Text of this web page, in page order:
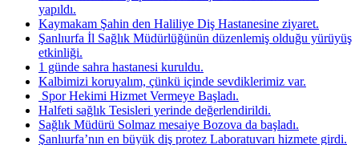
yapıldı.
Kaymakam Şahin den Haliliye Diş Hastanesine ziyaret.
Şanlıurfa İl Sağlık Müdürlüğünün düzenlemiş olduğu yürüyüş
etkinliği.
1 günde sahra hastanesi kuruldu.
Kalbimizi koruyalım, çünkü içinde sevdiklerimiz var.
​ Spor Hekimi Hizmet Vermeye Başladı.
Halfeti sağlık Tesisleri yerinde değerlendirildi.
Sağlık Müdürü Solmaz mesaiye Bozova da başladı.
Şanlıurfa’nın en büyük diş protez Laboratuvarı hizmete girdi.